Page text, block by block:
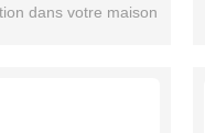
dans votre maison